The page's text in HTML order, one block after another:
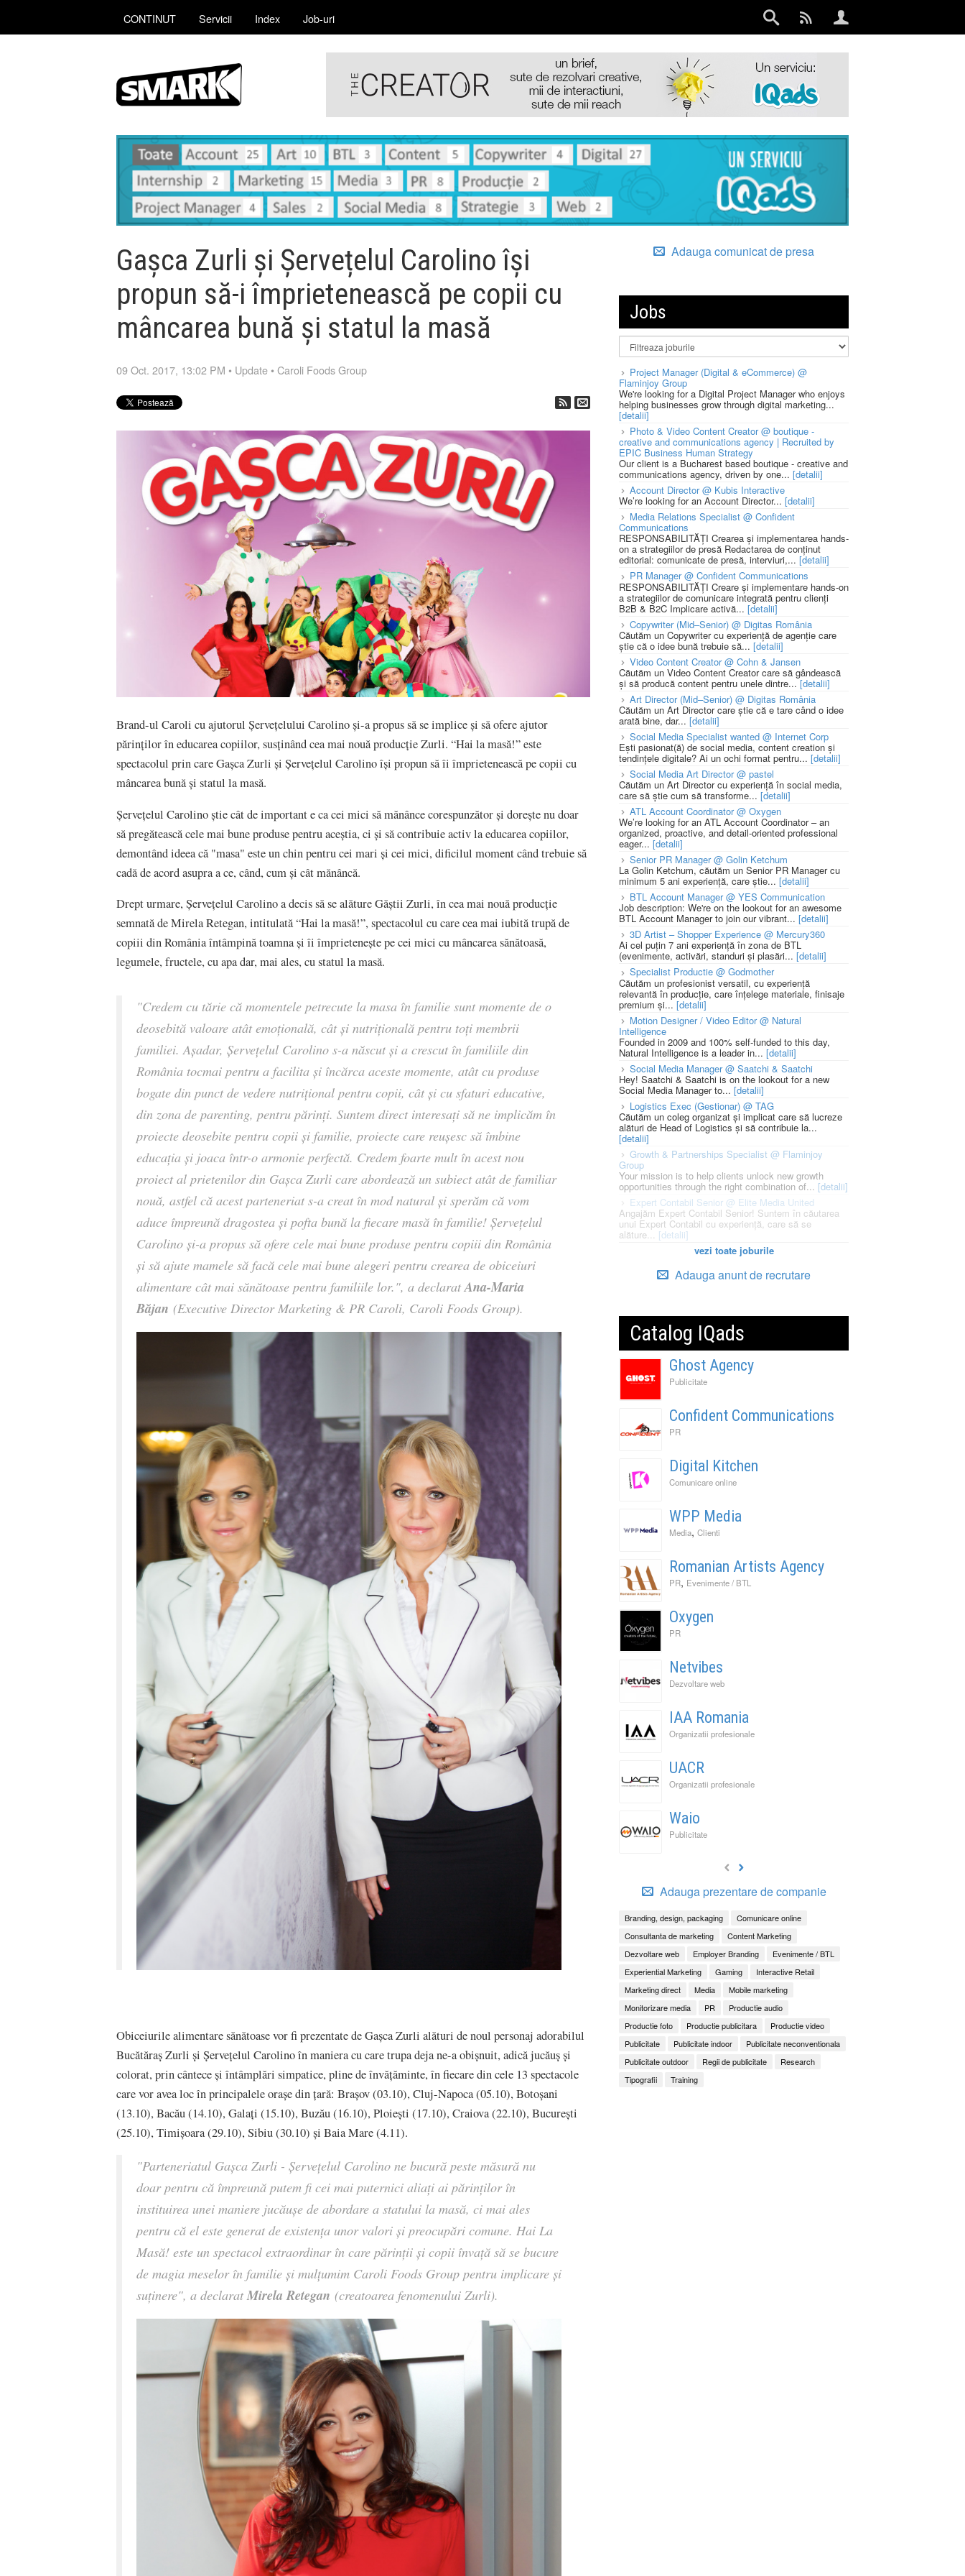
CONTINUT Servicii Index Job-uri
Gașca Zurli și Șervețelul Carolino își
propun să-i împrietenească pe copii cu
mâncarea bună și statul la masă
09 Oct. 2017, 13:02 PM • Update •Caroli Foods Group
Brand-ul Caroli cu ajutorul Șervețelului Carolino și-a propus să se implice și să ofere ajutor
părinților în educarea copiilor, susținând cea mai nouă producție Zurli. “Hai la masă!” este
spectacolul prin care Gașca Zurli și Șervețelul Carolino își propun să îi împrietenească pe copii cu
mâncarea bună și statul la masă.
Șervețelul Carolino știe cât de important e ca cei mici să mănânce corespunzător și dorește nu doar
să pregătească cele mai bune produse pentru aceștia, ci și să contribuie activ la educarea copiilor,
demontând ideea că "masa" este un chin pentru cei mari și cei mici, dificilul moment când trebuie să
cadă de acord asupra a ce, când, cum și cât mănâncă.
Drept urmare, Șervețelul Carolino a decis să se alăture Găștii Zurli, în cea mai nouă producție
semnată de Mirela Retegan, intitulată “Hai la masă!”, spectacolul cu care cea mai iubită trupă de
copiii din România întâmpină toamna și îi împrietenește pe cei mici cu mâncarea sănătoasă,
legumele, fructele, cu apa dar, mai ales, cu statul la masă.
"Credem cu tărie că momentele petrecute la masa în familie sunt momente de o
deosebită valoare atât emoțională, cât și nutrițională pentru toți membrii
familiei. Așadar, Șervețelul Carolino s-a născut și a crescut în familiile din
România tocmai pentru a facilita și încărca aceste momente, atât cu produse
bogate din punct de vedere nutrițional pentru copii, cât și cu sfaturi educative,
din zona de parenting, pentru părinți. Suntem direct interesați să ne implicăm în
proiecte deosebite pentru copii și familie, proiecte care reușesc să îmbine
educația și joaca într-o armonie perfectă. Credem foarte mult în acest nou
proiect al prietenilor din Gașca Zurli care abordează un subiect atât de familiar
nouă, astfel că acest parteneriat s-a creat în mod natural și sperăm că vom
aduce împreună dragostea și pofta bună la fiecare masă în familie! Șervețelul
Carolino și-a propus să ofere cele mai bune produse pentru copiii din România
și să ajute mamele să facă cele mai bune alegeri pentru crearea de obiceiuri
alimentare cât mai sănătoase pentru familiile lor.", a declaratAna-Maria
Băjan (Executive Director Marketing & PR Caroli, Caroli Foods Group).
Obiceiurile alimentare sănătoase vor fi prezentate de Gașca Zurli alături de noul personaj adorabilul
Bucătăraș Zurli și Șervețelul Carolino în maniera cu care trupa deja ne-a obișnuit, adică jucăuș și
colorat, prin cântece și întâmplări simpatice, pline de învățăminte, în fiecare din cele 13 spectacole
care vor avea loc în principalele orașe din țară: Brașov (03.10), Cluj-Napoca (05.10), Botoșani
(13.10), Bacău (14.10), Galați (15.10), Buzău (16.10), Ploiești (17.10), Craiova (22.10), București
(25.10), Timișoara (29.10), Sibiu (30.10) și Baia Mare (4.11).
"Parteneriatul Gașca Zurli - Șervețelul Carolino ne bucură peste măsură nu
doar pentru că împreună putem fi cei mai puternici aliați ai părinților în
instituirea unei maniere jucăușe de abordare a statului la masă, ci mai ales
pentru că el este generat de existența unor valori și preocupări comune. Hai La
Masă! este un spectacol extraordinar în care părinții și copii învață să se bucure
de magia meselor în familie și mulțumim Caroli Foods Group pentru implicare și
suținere", a declaratMirela Retegan (creatoarea fenomenului Zurli).
Adauga comunicat de presa
Jobs
Project Manager (Digital & eCommerce) @
Flaminjoy Group
We're looking for a Digital Project Manager who enjoys
helping businesses grow through digital marketing...
[detalii]
Photo & Video Content Creator @ boutique -
creative and communications agency | Recruited by
EPIC Business Human Strategy
Our client is a Bucharest based boutique - creative and
communications agency, driven by one... [detalii]
Account Director @ Kubis Interactive
We’re looking for an Account Director... [detalii]
Media Relations Specialist @ Confident
Communications
RESPONSABILITĂȚI Crearea și implementarea hands-
on a strategiilor de presă Redactarea de conținut
editorial: comunicate de presă, interviuri,... [detalii]
PR Manager @ Confident Communications
RESPONSABILITĂȚI Creare și implementare hands-on
a strategiilor de comunicare integrată pentru clienți
B2B & B2C Implicare activă... [detalii]
Copywriter (Mid–Senior) @ Digitas România
Căutăm un Copywriter cu experiență de agenție care
știe că o idee bună trebuie să... [detalii]
Video Content Creator @ Cohn & Jansen
Căutăm un Video Content Creator care să gândească
și să producă content pentru unele dintre...[detalii]
Art Director (Mid–Senior) @ Digitas România
Căutăm un Art Director care știe că e tare când o idee
arată bine, dar... [detalii]
Social Media Specialist wanted @ Internet Corp
Ești pasionat(ă) de social media, content creation și
tendințele digitale? Ai un ochi format pentru... [detalii]
Social Media Art Director @ pastel
Căutăm un Art Director cu experiență în social media,
care să știe cum să transforme... [detalii]
ATL Account Coordinator @ Oxygen
We’re looking for an ATL Account Coordinator – an
organized, proactive, and detail-oriented professional
eager... [detalii]
Senior PR Manager @ Golin Ketchum
La Golin Ketchum, căutăm un Senior PR Manager cu
minimum 5 ani experiență, care știe... [detalii]
BTL Account Manager @ YES Communication
Job description: We're on the lookout for an awesome
BTL Account Manager to join our vibrant... [detalii]
3D Artist – Shopper Experience @ Mercury360
Ai cel puțin 7 ani experiență în zona de BTL
(evenimente, activări, standuri și plasări... [detalii]
Specialist Productie @ Godmother
Căutăm un profesionist versatil, cu experiență
relevantă în producție, care înțelege materiale, finisaje
premium și... [detalii]
Motion Designer / Video Editor @ Natural
Intelligence
Founded in 2009 and 100% self-funded to this day,
Natural Intelligence is a leader in... [detalii]
Social Media Manager @ Saatchi & Saatchi
Hey! Saatchi & Saatchi is on the lookout for a new
Social Media Manager to... [detalii]
Logistics Exec (Gestionar) @ TAG
Căutăm un coleg organizat și implicat care să lucreze
alături de Head of Logistics și să contribuie la...
[detalii]
Growth & Partnerships Specialist @ Flaminjoy
Group
Your mission is to help clients unlock new growth
opportunities through the right combination of... [detalii]
Expert Contabil Senior @ Elite Media United
Angajăm Expert Contabil Senior! Suntem în căutarea
unui Expert Contabil cu experiență, care să se
alăture... [detalii]
vezi toate joburile
Adauga anunt de recrutare
Catalog IQads
Ghost Agency
Publicitate
Confident Communications
PR
Digital Kitchen
Comunicare online
WPP Media
Media, Clienti
Romanian Artists Agency
PR, Evenimente / BTL
Oxygen
PR
Netvibes
Dezvoltare web
IAA Romania
Organizatii profesionale
UACR
Organizatii profesionale
Waio
Publicitate
Adauga prezentare de companie
Branding, design, packaging
Comunicare online
Consultanta de marketing
Content Marketing
Dezvoltare web
Employer Branding
Evenimente / BTL
Experiential Marketing
Gaming
Interactive Retail
Marketing direct
Media
Mobile marketing
Monitorizare media
PR
Productie audio
Productie foto
Productie publicitara
Productie video
Publicitate
Publicitate indoor
Publicitate neconventionala
Publicitate outdoor
Regii de publicitate
Research
Tipografii
Training